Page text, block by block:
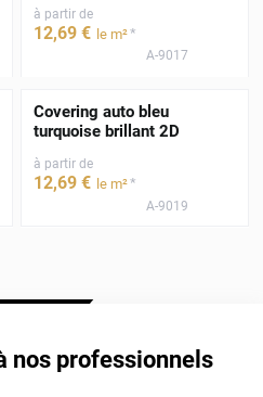
à partir de
12,69 € le m²*
A-9017
Covering auto bleu
turquoise brillant 2D
à partir de
12,69 € le m²*
A-9019
nos professionnels